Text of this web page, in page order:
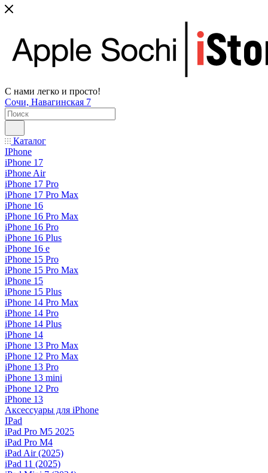
С нами легко и просто!
Сочи, Навагинская 7
Каталог
IPhone
iPhone 17
iPhone Air
iPhone 17 Pro
iPhone 17 Pro Max
iPhone 16
iPhone 16 Pro Max
iPhone 16 Pro
iPhone 16 Plus
iPhone 16 e
iPhone 15 Pro
iPhone 15 Pro Max
iPhone 15
iPhone 15 Plus
iPhone 14 Pro Max
iPhone 14 Pro
iPhone 14 Plus
iPhone 14
iPhone 13 Pro Max
iPhone 12 Pro Max
iPhone 13 Pro
iPhone 13 mini
iPhone 12 Pro
iPhone 13
Аксессуары для iPhone
IPad
iPad Pro M5 2025
iPad Pro M4
iPad Air (2025)
iPad 11 (2025)